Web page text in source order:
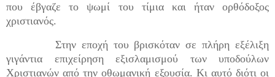
που έβγαζε το ψωμί του τίμια και ήταν ορθόδοξος
χριστιανός.
Στην εποχή του βρισκόταν σε πλήρη εξέλιξη
γιγάντια επιχείρηση εξισλαμισμού των υποδούλων
Χριστιανών από την οθωμανική εξουσία. Κι αυτό διότι οι